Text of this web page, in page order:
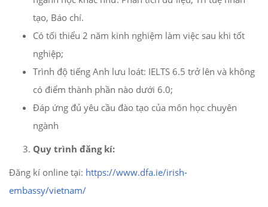
tạo, Báo chí.
Có tối thiểu 2 năm kinh nghiệm làm việc sau khi tốt
nghiệp;
Trình độ tiếng Anh lưu loát: IELTS 6.5 trở lên và không
có điểm thành phần nào dưới 6.0;
Đáp ứng đủ yêu cầu đào tạo của môn học chuyên
ngành
Quy trình đăng kí:
Đăng kí online tại: https://www.dfa.ie/irish-
embassy/vietnam/